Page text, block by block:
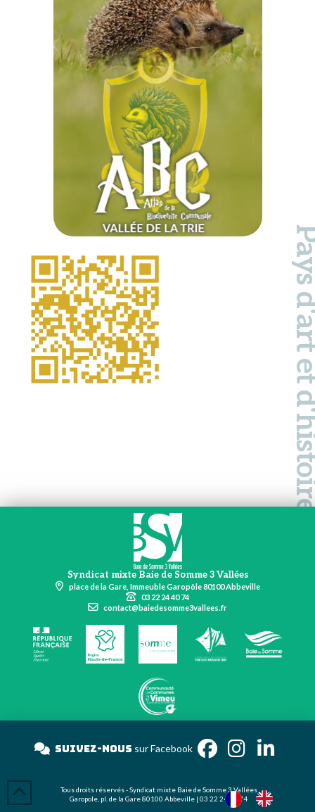
Pays
Syndicat mixte Baie de Somme 3 Vallées
place de la Gare, Immeuble Garopôle 80100 Abbeville
03 22 24 40 74
contact@baiedesomme3vallees.fr
Suivez-nous sur Facebook
Tous droits réservés - Syndicat mixte Baie de Somme 3 Vallées
Garopole, pl. de la Gare 80100 Abbeville | 03 22 24 40 74